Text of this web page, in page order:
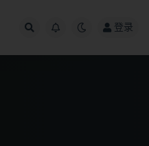
登录